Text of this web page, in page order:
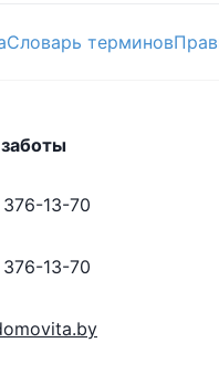
Словарь терминов
13-70
13-70